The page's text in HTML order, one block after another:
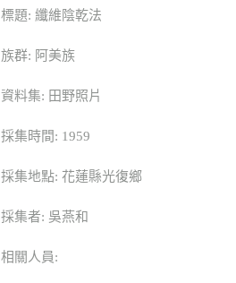
標題: 纖維陰乾法
族群: 阿美族
資料集: 田野照片
採集時間: 1959
採集地點: 花蓮縣光復鄉
採集者: 吳燕和
相關人員: